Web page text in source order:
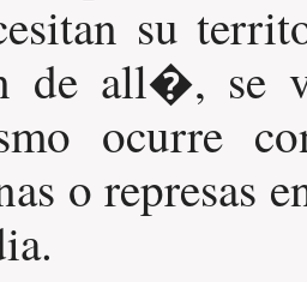
su
de all�, se
ocurre
o represas